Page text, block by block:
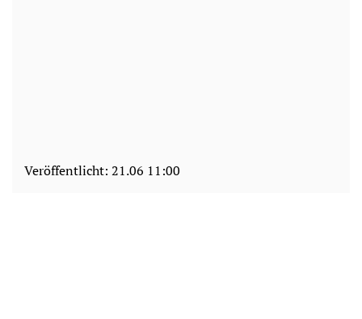
Veröffentlicht: 21.06 11:00